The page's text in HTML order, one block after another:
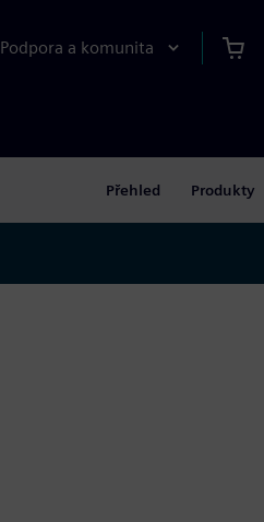
Podpora a komunita
Přehled Produkty